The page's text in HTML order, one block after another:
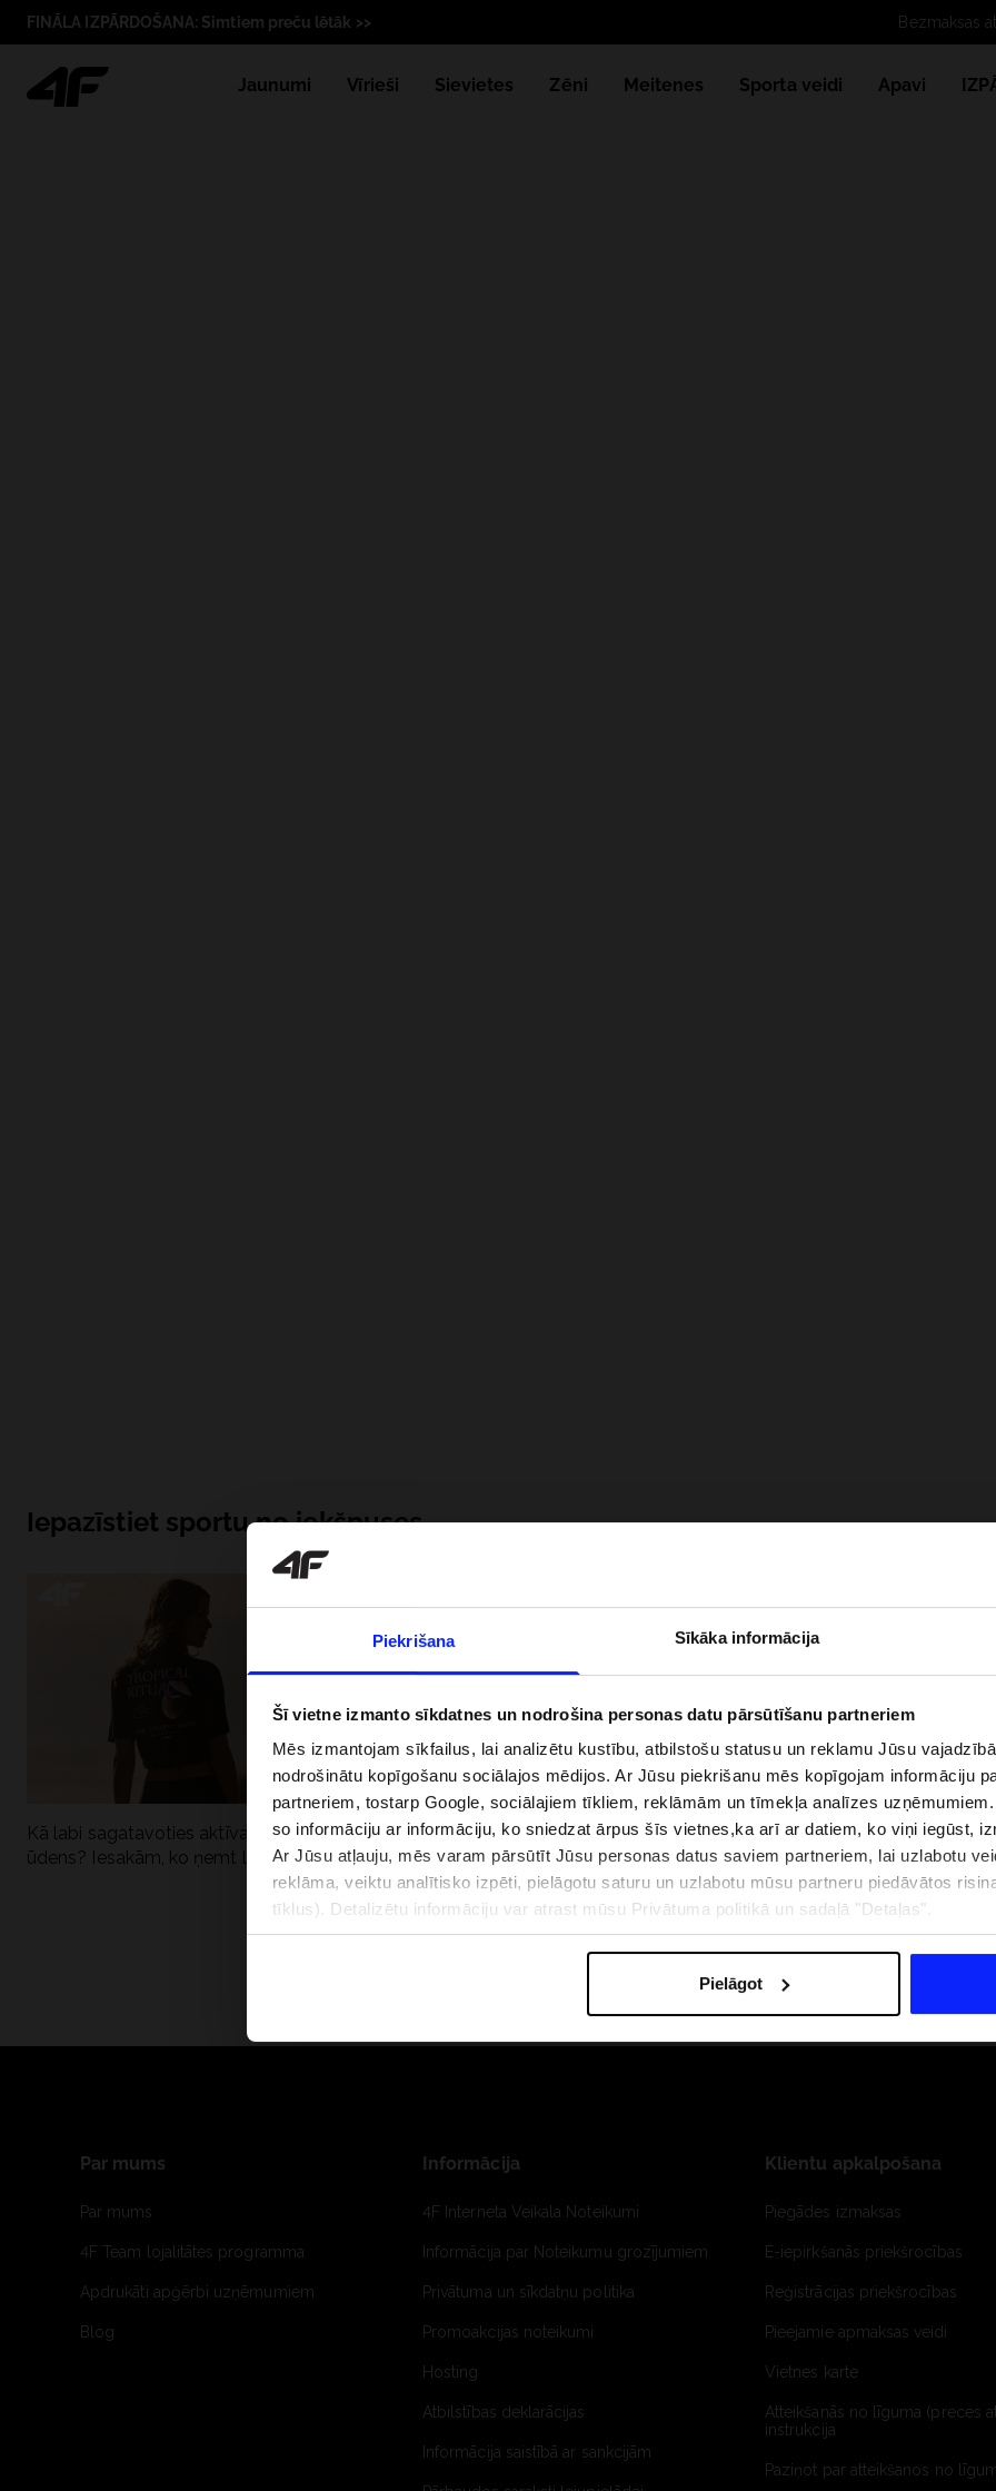
Piekrišana Sīkāka informācija
Šī vietne izmanto sīkdatnes un nodrošina personas datu pārsūtīšanu partneriem
Mēs izmantojam sīkfailus, lai analizētu kustību, atbilstošu statusu un reklamu Jūsu
nodrošinātu kopīgošanu sociālajos mēdijos. Ar Jūsu piekrišanu mēs kopīgojam informāciju
partneriem, tostarp Google, sociālajiem tīkliem, reklāmām un tīmekļa analīzes
so informāciju ar informāciju, ko sniedzat ārpus šīs vietnes,ka arī ar datiem, ko viņi iegūst,
Ar Jūsu atļauju, mēs varam pārsūtīt Jūsu personas datus saviem partneriem, lai uzlabotu
reklāma, veiktu analītisko izpēti, pielāgotu saturu un uzlabotu mūsu partneru piedāvātos
tīklus). Detalizētu informāciju var atrast mūsu Privātuma politikā un sadaļā "Detaļas".
Pielāgot
FINĀLA IZPĀRDOŠANA: Simtiem preču lētāk >>
Jaunumi Vīrieši Sievietes Zēni Meitenes Sporta veidi Apavi
Iepazīstiet sportu no iekšpuses
Kā labi sagatavoties aktīvai dienai pie
ūdens? Iesakām, ko ņemt līdzi
Kāpēc UV aizsardzībai pie ūdens jābūt
dubultai: UPF apģērbs + SPF
Jaunā 4F tenisa un padela kolekcija.
Sportiska funkcionalitāte satiekas ar
mūsdienīgu stilu
VEIKALU ADRESES B2B 4F TEAM LOJALITĀTES
Par mums
Par mums
4F Team lojalitātes programma
Apdrukāti apģērbi uzņēmumiem
Blog
Informācija
4F Interneta Veikala Noteikumi
Informācija par Noteikumu grozījumiem
Privātuma un sīkdatņu politika
Promoakcijas noteikumi
Hosting
Atbilstības deklarācijas
Informācija saistībā ar sankcijām
Klientu apkalpošana
Piegādes izmaksas
E-iepirkšanās priekšrocības
Reģistrācijas priekšrocības
Pieejamie apmaksas veidi
Vietnes karte
Atteikšanās no līguma (preces
instrukcija
Paziņot par atteikšanos no